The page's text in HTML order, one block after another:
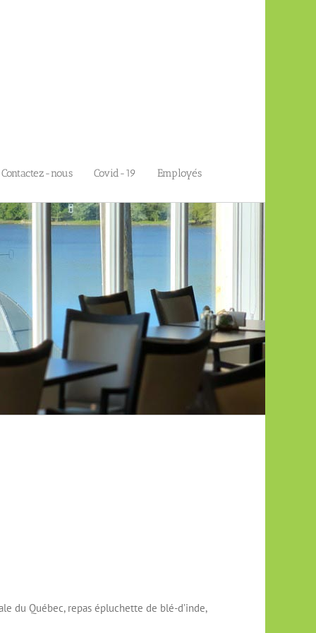
Contactez-nous Covid-19 Employés
du Québec, repas épluchette de blé-d’inde,